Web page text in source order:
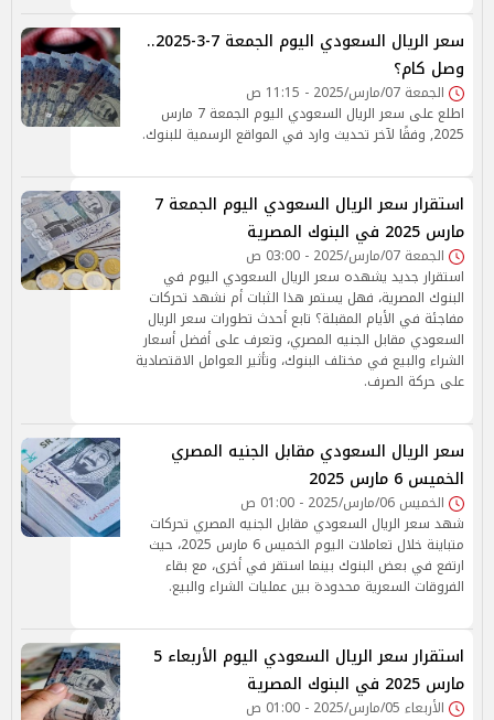
سعر الريال السعودي اليوم الجمعة 7-3-2025..
وصل كام؟
الجمعة 07/مارس/2025 - 11:15 ص
اطلع على سعر الريال السعودي اليوم الجمعة 7 مارس
2025, وفقًا لآخر تحديث وارد في المواقع الرسمية للبنوك.
استقرار سعر الريال السعودي اليوم الجمعة 7
مارس 2025 في البنوك المصرية
الجمعة 07/مارس/2025 - 03:00 ص
استقرار جديد يشهده سعر الريال السعودي اليوم في
البنوك المصرية، فهل يستمر هذا الثبات أم نشهد تحركات
مفاجئة في الأيام المقبلة؟ تابع أحدث تطورات سعر الريال
السعودي مقابل الجنيه المصري، وتعرف على أفضل أسعار
الشراء والبيع في مختلف البنوك، وتأثير العوامل الاقتصادية
على حركة الصرف.
سعر الريال السعودي مقابل الجنيه المصري
الخميس 6 مارس 2025
الخميس 06/مارس/2025 - 01:00 ص
شهد سعر الريال السعودي مقابل الجنيه المصري تحركات
متباينة خلال تعاملات اليوم الخميس 6 مارس 2025، حيث
ارتفع في بعض البنوك بينما استقر في أخرى، مع بقاء
الفروقات السعرية محدودة بين عمليات الشراء والبيع.
استقرار سعر الريال السعودي اليوم الأربعاء 5
مارس 2025 في البنوك المصرية
الأربعاء 05/مارس/2025 - 01:00 ص